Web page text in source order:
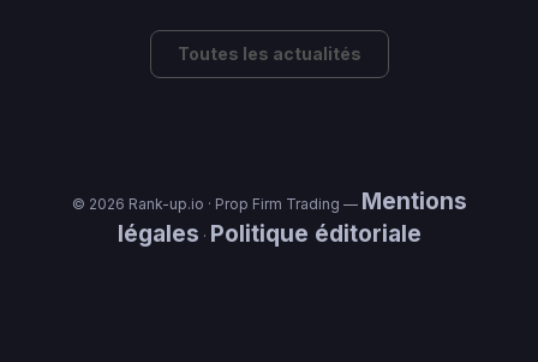
Toutes les actualités
© 2026 Rank-up.io · Prop Firm Trading — Mentions
légales · Politique éditoriale